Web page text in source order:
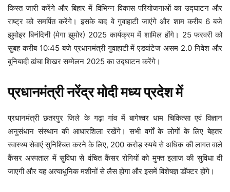
किस्त जारी करेंगे और बिहार में विभिन्न विकास परियोजनाओं का उद्घाटन और
राष्ट्र को समर्पित करेंगे। इसके बाद वे गुवाहाटी जाएंगे और शाम करीब 6 बजे
झुमोइर बिनंदिनी (मेगा झुमोर) 2025 कार्यक्रम में शामिल होंगे। 25 फरवरी को
सुबह करीब 10:45 बजे प्रधानमंत्री गुवाहाटी में एडवांटेज असम 2.0 निवेश और
बुनियादी ढांचा शिखर सम्मेलन 2025 का उद्घाटन करेंगे।
प्रधानमंत्री नरेंद्र मोदी मध्य प्रदेश में
प्रधानमंत्री छतरपुर जिले के गढ़ा गांव में बागेश्वर धाम चिकित्सा एवं विज्ञान
अनुसंधान संस्थान की आधारशिला रखेंगे। सभी वर्गों के लोगों के लिए बेहतर
स्वास्थ्य सेवाएं सुनिश्चित करने के लिए, 200 करोड़ रुपये से अधिक की लागत वाले
कैंसर अस्पताल में सुविधा से वंचित कैंसर रोगियों को मुफ्त इलाज की सुविधा दी
जाएगी और यह अत्याधुनिक मशीनों से लैस होगा और इसमें विशेषज्ञ डॉक्टर होंगे।